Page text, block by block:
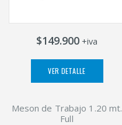
$149.900 +iva
VER DETALLE
Meson de Trabajo 1.20 mt.
Full